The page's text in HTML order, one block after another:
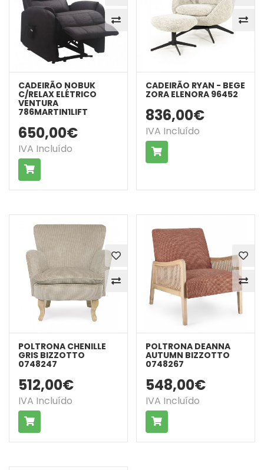
CADEIRÃO NOBUK
C/RELAX ELÉTRICO
VENTURA
786MARTIN1LIFT
650,00€
IVA Incluído
COMPRAR
CADEIRÃO RYAN - BEGE
ZORA ELENORA 96452
836,00€
IVA Incluído
COMPRAR
POLTRONA CHENILLE
GRIS BIZZOTTO
0748247
512,00€
IVA Incluído
COMPRAR
POLTRONA DEANNA
AUTUMN BIZZOTTO
0748267
548,00€
IVA Incluído
COMPRAR